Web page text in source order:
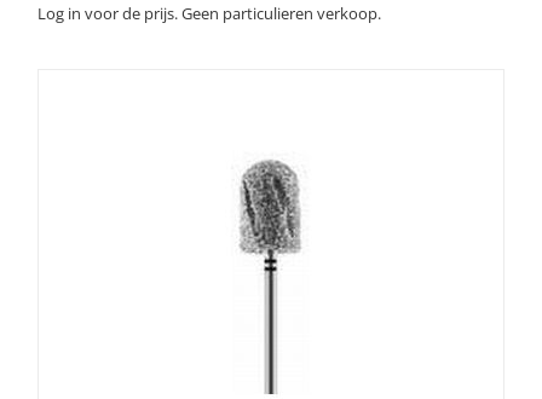
Log in voor de prijs. Geen particulieren verkoop.